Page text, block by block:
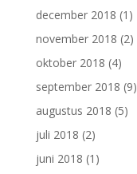
december 2018 (1)
november 2018 (2)
oktober 2018 (4)
september 2018 (9)
augustus 2018 (5)
juli 2018 (2)
juni 2018 (1)